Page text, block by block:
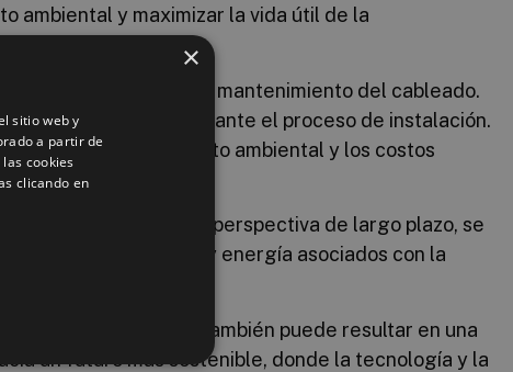
ambiental y maximizar la vida útil de la
la instalación y el mantenimiento del cableado.
de materiales durante el proceso de instalación.
a reducir el impacto ambiental y los costos
de cableado con una perspectiva de largo plazo, se
de recursos y energía asociados con la
ambiental, sino que también puede resultar en una
un futuro más sostenible, donde la tecnología y la
×
sitio web y
a partir de
cookies
clicando en